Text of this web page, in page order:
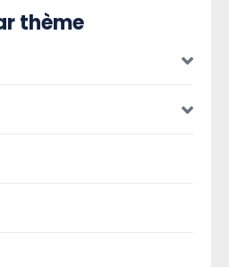
thème